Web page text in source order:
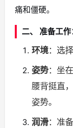
痛和僵硬。
二、 准备工
环境：选
姿势：坐
腰背挺直
姿势。
润滑：准